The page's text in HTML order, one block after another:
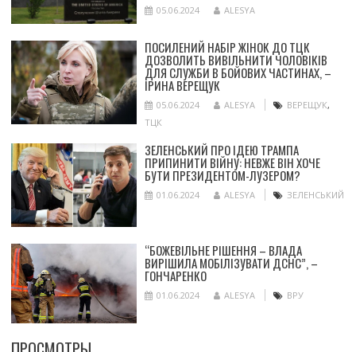
05.06.2024 ALESYA
ПОСИЛЕНИЙ НАБІР ЖІНОК ДО ТЦК
ДОЗВОЛИТЬ ВИВІЛЬНИТИ ЧОЛОВІКІВ
ДЛЯ СЛУЖБИ В БОЙОВИХ ЧАСТИНАХ, –
ІРИНА ВЕРЕЩУК
05.06.2024 ALESYA ВЕРЕЩУК,
ТЦК
ЗЕЛЕНСЬКИЙ ПРО ІДЕЮ ТРАМПА
ПРИПИНИТИ ВІЙНУ: НЕВЖЕ ВІН ХОЧЕ
БУТИ ПРЕЗИДЕНТОМ-ЛУЗЕРОМ?
01.06.2024 ALESYA ЗЕЛЕНСЬКИЙ
“БОЖЕВІЛЬНЕ РІШЕННЯ – ВЛАДА
ВИРІШИЛА МОБІЛІЗУВАТИ ДСНС”, –
ГОНЧАРЕНКО
01.06.2024 ALESYA ВРУ